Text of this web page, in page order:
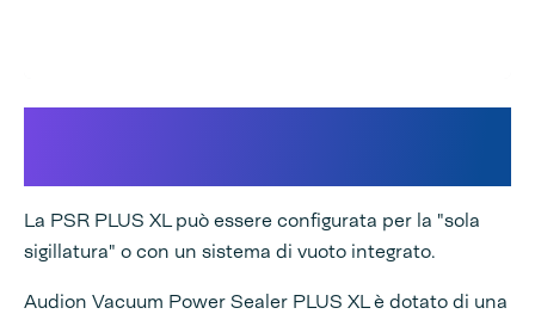
La PSR PLUS XL può essere configurata per la "sola
sigillatura" o con un sistema di vuoto integrato.
Audion Vacuum Power Sealer PLUS XL è dotato di una